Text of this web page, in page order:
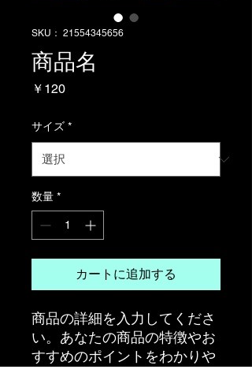
SKU： 21554345656
商品名
￥120価
サイズ *
数量 *
カートに追加する
商品の詳細を入力してくださ
い。あなたの商品の特徴やお
すすめのポイントをわかりや